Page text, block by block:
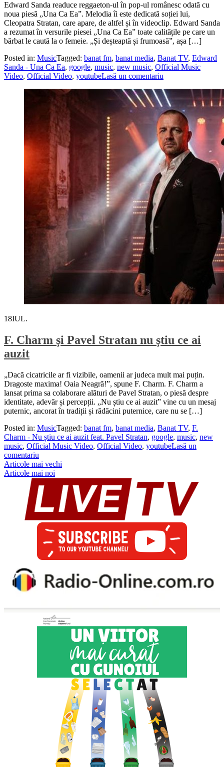
Edward Sanda readuce reggaeton-ul în pop-ul românesc odată cu
noua piesă „Una Ca Ea”. Melodia îi este dedicată soției lui,
Cleopatra Stratan, care apare, de altfel și în videoclip. Edward Sanda
a rezumat în versurile piesei „Una Ca Ea” toate calitățile pe care un
bărbat le caută la o femeie. „Și deșteaptă și frumoasă”, așa […]
Posted in: MusicTagged: banat fm, banat media, Banat TV, Edward
Sanda - Una Ca Ea, google, music, new music, Official Music
Video, Official Video, youtubeLasă un comentariu
18IUL.
F. Charm și Pavel Stratan nu știu ce ai
auzit
„Dacă cicatricile ar fi vizibile, oamenii ar judeca mult mai puțin.
Dragoste maxima! Oaia Neagră!”, spune F. Charm. F. Charm a
lansat prima sa colaborare alături de Pavel Stratan, o piesă despre
identitate, adevăr și percepții. „Nu știu ce ai auzit” vine cu un mesaj
puternic, ancorat în tradiții și rădăcini puternice, care nu se […]
Posted in: MusicTagged: banat fm, banat media, Banat TV, F.
Charm - Nu știu ce ai auzit feat. Pavel Stratan, google, music, new
music, Official Music Video, Official Video, youtubeLasă un
comentariu
Navigare
în
articole
Articole mai vechi
Articole mai noi